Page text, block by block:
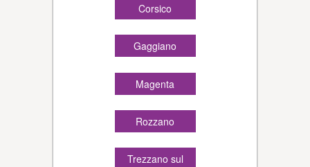
Corsico
Gaggiano
Magenta
Rozzano
Trezzano sul